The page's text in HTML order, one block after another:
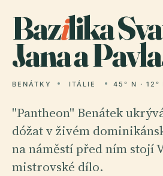
Bazilika
Jana a
BENÁTKY ITÁLIE 45° N · 12°
"Pantheon" Benátek
dóžat v živém
na náměstí před ním stojí
mistrovské dílo.